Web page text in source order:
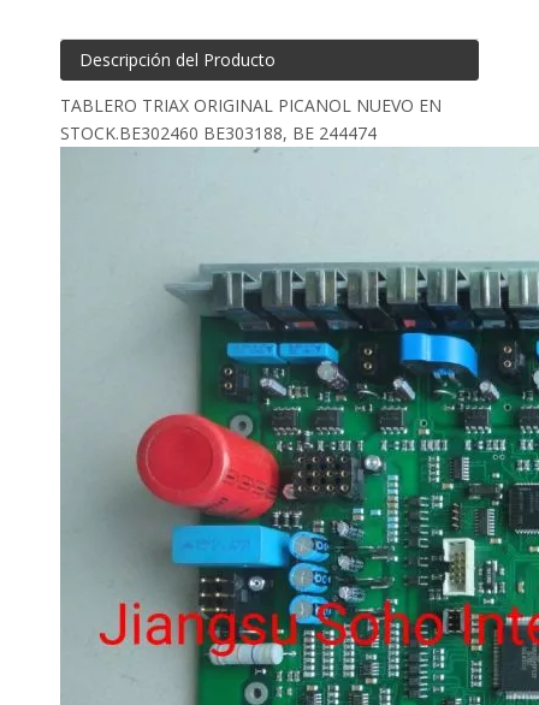
Descripción del Producto
TABLERO TRIAX ORIGINAL PICANOL NUEVO EN
STOCK.BE302460 BE303188, BE 244474